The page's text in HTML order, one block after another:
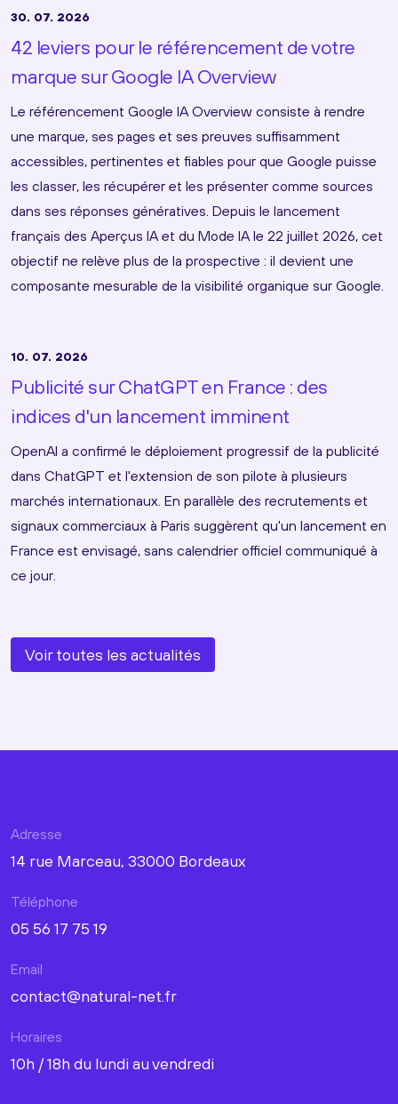
30. 07. 2026
42 leviers pour le référencement de votre
marque sur Google IA Overview
Le référencement Google IA Overview consiste à rendre
une marque, ses pages et ses preuves suffisamment
accessibles, pertinentes et fiables pour que Google puisse
les classer, les récupérer et les présenter comme sources
dans ses réponses génératives. Depuis le lancement
français des Aperçus IA et du Mode IA le 22 juillet 2026, cet
objectif ne relève plus de la prospective : il devient une
composante mesurable de la visibilité organique sur Google.
10. 07. 2026
Publicité sur ChatGPT en France : des
indices d'un lancement imminent
OpenAI a confirmé le déploiement progressif de la publicité
dans ChatGPT et l'extension de son pilote à plusieurs
marchés internationaux. En parallèle des recrutements et
signaux commerciaux à Paris suggèrent qu'un lancement en
France est envisagé, sans calendrier officiel communiqué à
ce jour.
Voir toutes les actualités
Adresse
14 rue Marceau, 33000 Bordeaux
Téléphone
05 56 17 75 19
Email
contact@natural-net.fr
Horaires
10h / 18h du lundi au vendredi